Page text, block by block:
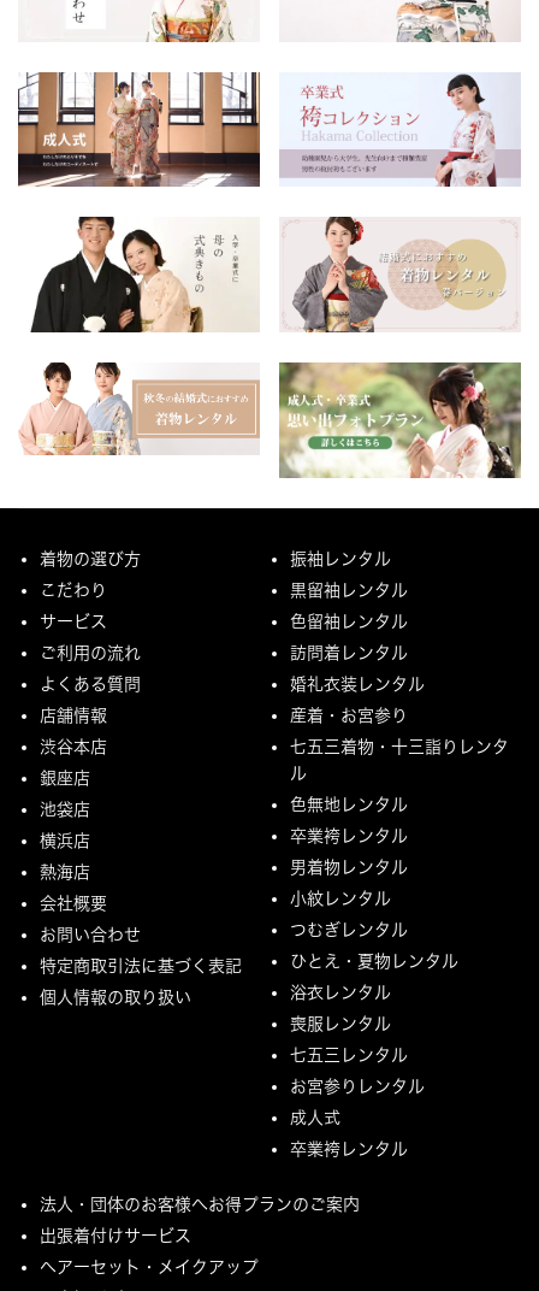
着物の選び方
こだわり
サービス
ご利用の流れ
よくある質問
店舗情報
渋谷本店
銀座店
池袋店
横浜店
熱海店
会社概要
お問い合わせ
特定商取引法に基づく表記
個人情報の取り扱い
振袖レンタル
黒留袖レンタル
色留袖レンタル
訪問着レンタル
婚礼衣装レンタル
産着・お宮参り
七五三着物・十三詣りレンタ
ル
色無地レンタル
卒業袴レンタル
男着物レンタル
小紋レンタル
つむぎレンタル
ひとえ・夏物レンタル
浴衣レンタル
喪服レンタル
七五三レンタル
お宮参りレンタル
成人式
卒業袴レンタル
法人・団体のお客様へお得プランのご案内
出張着付けサービス
ヘアーセット・メイクアップ